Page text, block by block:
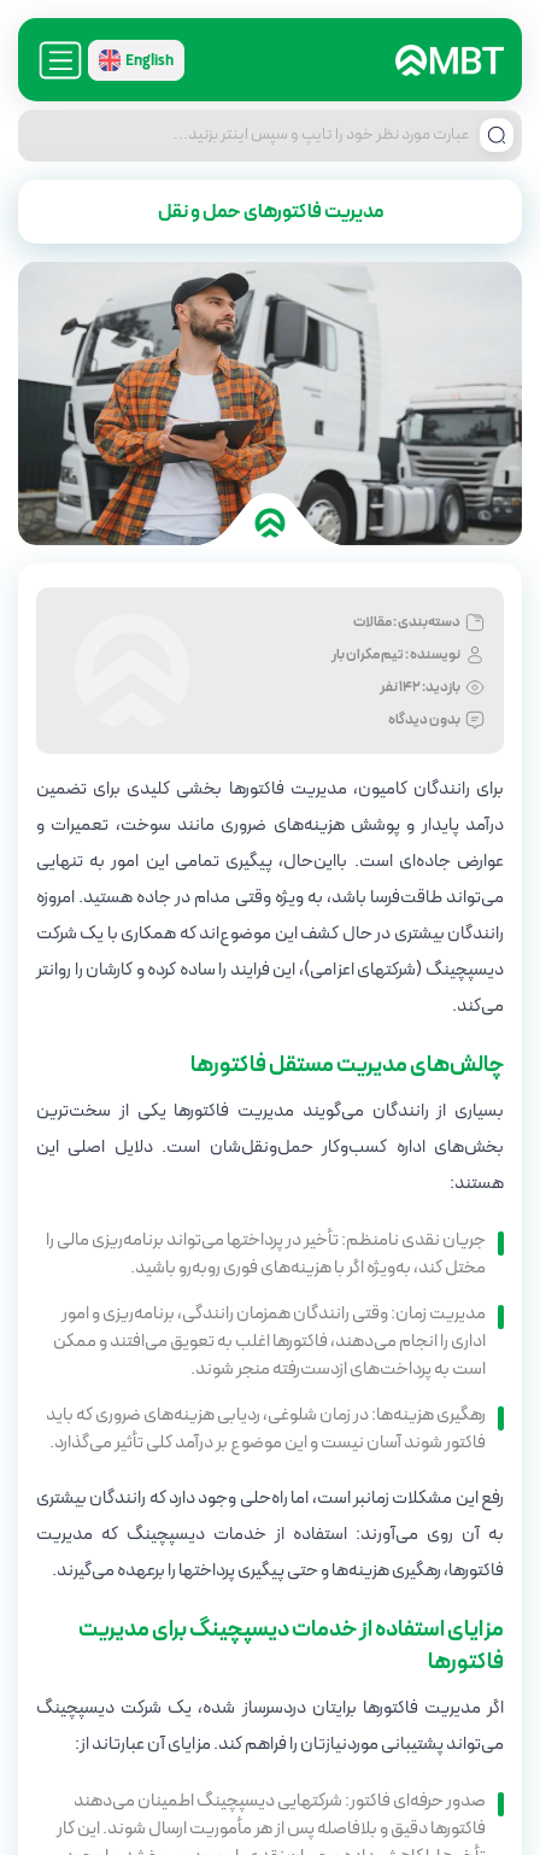
English
مدیریت فاکتورهای حمل و نقل
دسته‌بندی : مقالات
نویسنده :تیم مکران بار
بازدید:142 نفر
بدون دیدگاه
برای رانندگان کامیون، مدیریت فاکتورها بخشی کلیدی برای تضمین
درآمد پایدار و پوشش هزینه‌های ضروری مانند سوخت، تعمیرات و
عوارض جاده‌ای است. بااین‌حال، پیگیری تمامی این امور به تنهایی
می‌تواند طاقت‌فرسا باشد، به ویژه وقتی مدام در جاده هستید. امروزه
رانندگان بیشتری در حال کشف این موضوع‌اند که همکاری با یک شرکت
دیسپچینگ (شرکتهای اعزامی)، این فرایند را ساده کرده و کارشان را روانتر
می‌کند.
چالش‌های مدیریت مستقل فاکتورها
بسیاری از رانندگان می‌گویند مدیریت فاکتورها یکی از سخت‌ترین
بخش‌های اداره کسب‌وکار حمل‌ونقل‌شان است. دلایل اصلی این
هستند:
جریان نقدی نامنظم: تأخیر در پرداختها می‌تواند برنامه‌ریزی مالی را
مختل کند، به‌ویژه اگر با هزینه‌های فوری روبه‌رو باشید.
مدیریت زمان: وقتی رانندگان همزمان رانندگی، برنامه‌ریزی و امور
اداری را انجام می‌دهند، فاکتورها اغلب به تعویق می‌افتند و ممکن
است به پرداخت‌های ازدست‌رفته منجر شوند.
رهگیری هزینه‌ها: در زمان شلوغی، ردیابی هزینه‌های ضروری که باید
فاکتور شوند آسان نیست و این موضوع بر درآمد کلی تأثیر می‌گذارد.
رفع این مشکلات زمانبر است، اما راه‌حلی وجود دارد که رانندگان بیشتری
به آن روی می‌آورند: استفاده از خدمات دیسپچینگ که مدیریت
فاکتورها، رهگیری هزینه‌ها و حتی پیگیری پرداختها را برعهده می‌گیرند.
مزایای استفاده از خدمات دیسپچینگ برای مدیریت
فاکتورها
اگر مدیریت فاکتورها برایتان دردسرساز شده، یک شرکت دیسپچینگ
می‌تواند پشتیبانی موردنیازتان را فراهم کند. مزایای آن عبارتاند از:
صدور حرفه‌ای فاکتور: شرکتهایی دیسپچینگ اطمینان می‌دهند
فاکتورها دقیق و بلافاصله پس از هر مأموریت ارسال شوند. این کار